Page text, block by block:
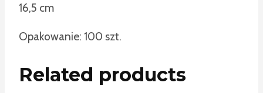
16,5 cm
Opakowanie: 100 szt.
Related products